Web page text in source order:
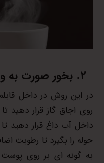
بخور صورتبه
در این روش در داخل
روی اجاق گاز قرار
داخل آب داغ قرار
حوله را بگیرد تا رطوبت
به گونه ای بر روی